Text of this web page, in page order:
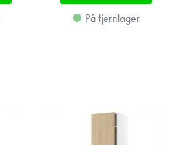
På fjernlager